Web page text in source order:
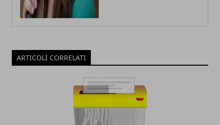
ARTICOLI CORRELATI